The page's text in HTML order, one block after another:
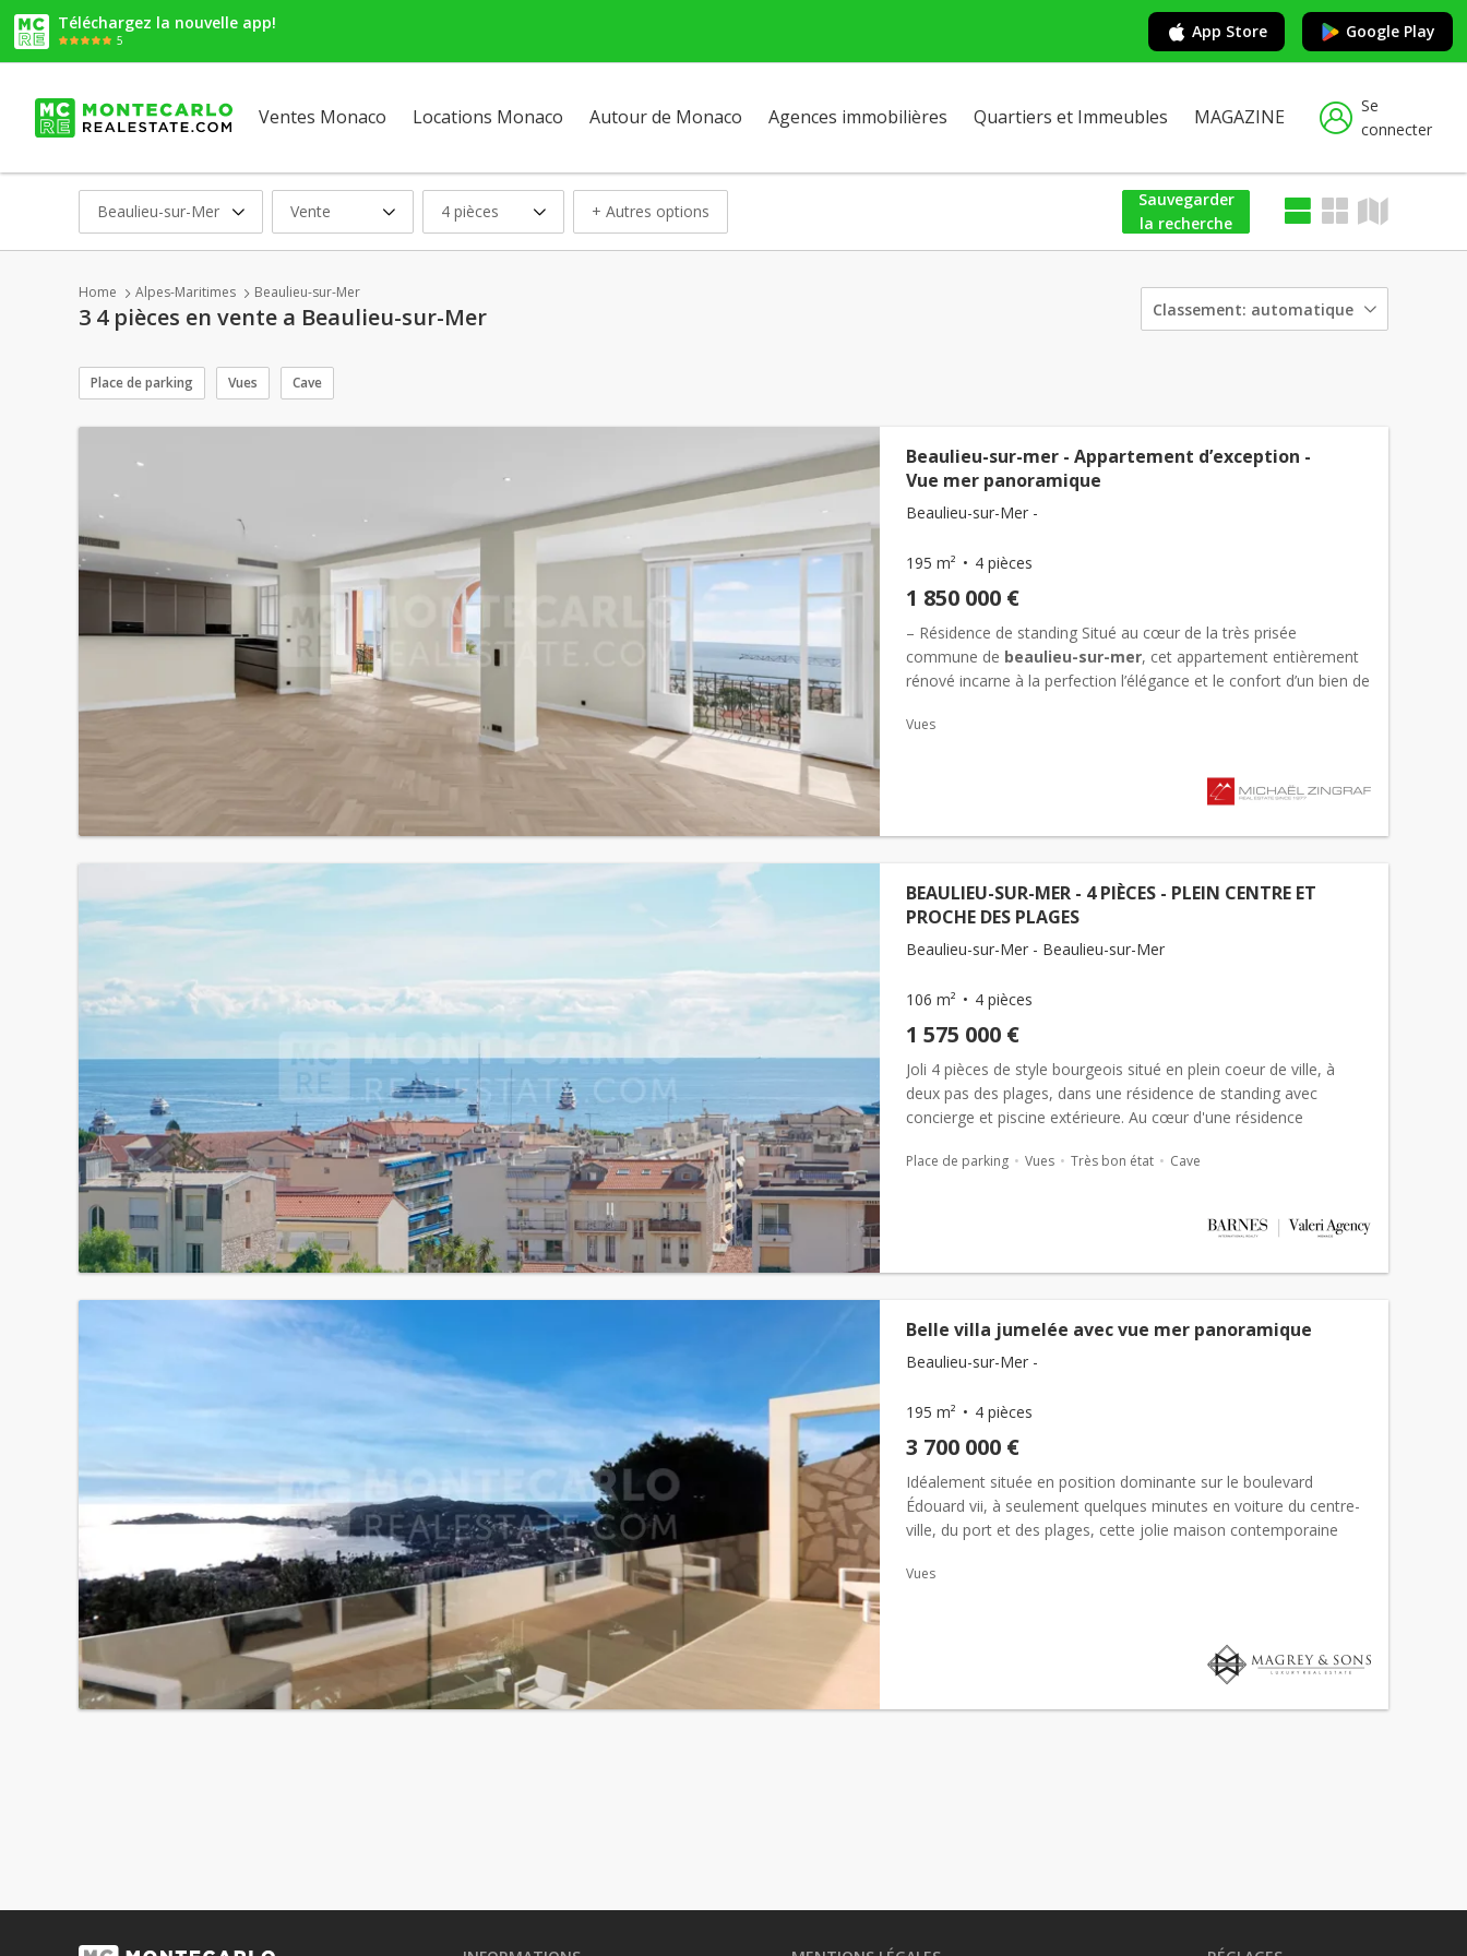
Téléchargez la nouvelle app!
5 App Store Google Play
Ventes Monaco Locations Monaco Autour de Monaco Agences immobilières Quartiers et Immeubles MAGAZINE
Se
connecter
Beaulieu-sur-Mer Vente 4 pièces + Autres options
Classement: automatique
Sauvegarder
la recherche
Home Alpes-Maritimes Beaulieu-sur-Mer
3 4 pièces en vente a Beaulieu-sur-Mer
Place de parking Vues Cave
Beaulieu-sur-mer - Appartement d’exception -
Vue mer panoramique
Beaulieu-sur-Mer -
195 m² 4 pièces
1 850 000 €
– Résidence de standing Situé au cœur de la très prisée
commune de beaulieu-sur-mer, cet appartement entièrement
rénové incarne à la perfection l’élégance et le confort d’un bien de
Vues
BEAULIEU-SUR-MER - 4 PIÈCES - PLEIN CENTRE ET
PROCHE DES PLAGES
Beaulieu-sur-Mer - Beaulieu-sur-Mer
106 m² 4 pièces
1 575 000 €
Joli 4 pièces de style bourgeois situé en plein coeur de ville, à
deux pas des plages, dans une résidence de standing avec
concierge et piscine extérieure. Au cœur d'une résidence
Place de parking Vues Très bon état Cave
Belle villa jumelée avec vue mer panoramique
Beaulieu-sur-Mer -
195 m² 4 pièces
3 700 000 €
Idéalement située en position dominante sur le boulevard
Édouard vii, à seulement quelques minutes en voiture du centre-
ville, du port et des plages, cette jolie maison contemporaine
Vues